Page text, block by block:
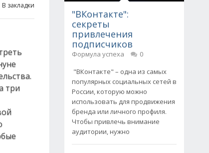
В закладки
три
"ВКонтакте":
секреты
привлечения
подписчиков
Формула успеха
0
"ВКонтакте" – одна из самых
популярных социальных сетей в
России, которую можно
использовать для продвижения
бренда или личного профиля.
Чтобы привлечь внимание
аудитории, нужно